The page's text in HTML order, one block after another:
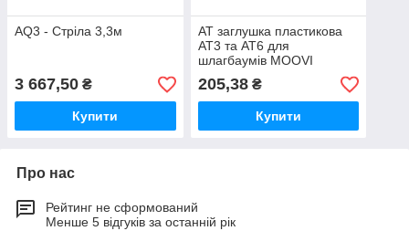
AQ3 - Стріла 3,3м
3 667,50 ₴
Купити
AT заглушка пластикова
AT3 та AT6 для
шлагбаумів MOOVI
205,38₴
Купити
Про нас
Рейтинг не сформований
Менше 5 відгуків за останній рік